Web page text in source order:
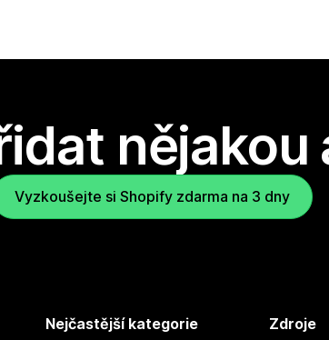
nějakou
Vyzkoušejte si Shopify zdarma na 3 dny
Nejčastější kategorie Zdroje